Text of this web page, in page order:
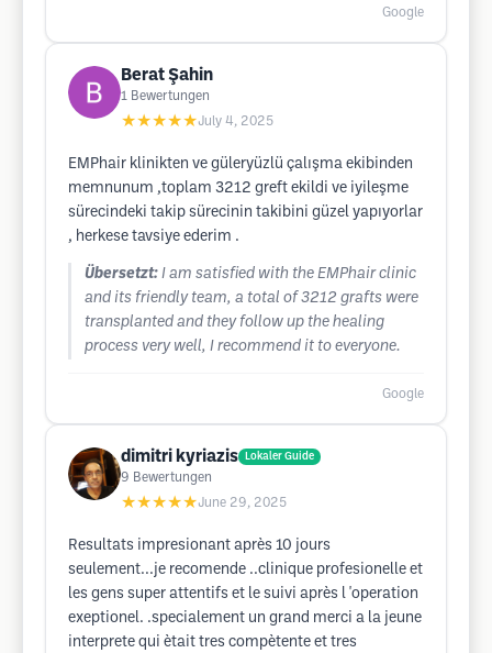
Google
Berat Şahin
1 Bewertungen
★★★★★July 4, 2025
EMPhair klinikten ve güleryüzlü çalışma ekibinden
memnunum ,toplam 3212 greft ekildi ve iyileşme
sürecindeki takip sürecinin takibini güzel yapıyorlar
, herkese tavsiye ederim .
Übersetzt: I am satisfied with the EMPhair clinic
and its friendly team, a total of 3212 grafts were
transplanted and they follow up the healing
process very well, I recommend it to everyone.
Google
dimitri kyriazis Lokaler Guide
9 Bewertungen
★★★★★June 29, 2025
Resultats impresionant après 10 jours
seulement...je recomende ..clinique profesionelle et
les gens super attentifs et le suivi après l 'operation
exeptionel. .specialement un grand merci a la jeune
interprete qui ètait tres compètente et tres